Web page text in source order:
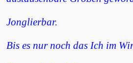
Jonglierbar.
Bis es nur noch das Ich im